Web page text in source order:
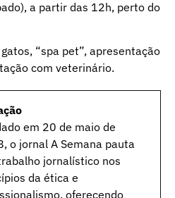
a partir das 12h, perto do
“spa pet”, apresentação
com veterinário.
em 20 de maio de
o jornal A Semana pauta
jornalístico nos
da ética e
oferecendo